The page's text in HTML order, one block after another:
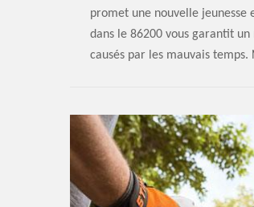
promet une nouvelle jeunesse
dans le 86200 vous garantit
causés par les mauvais